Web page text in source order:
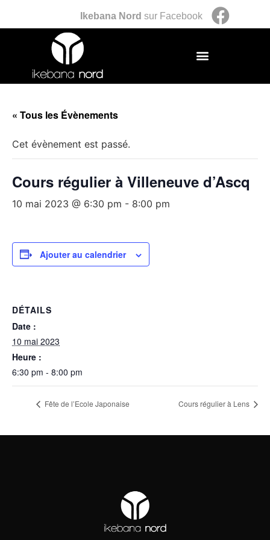
Ikebana Nord sur Facebook
« Tous les Évènements
Cet évènement est passé.
Cours régulier à Villeneuve d’Ascq
10 mai 2023 @ 6:30 pm - 8:00 pm
Ajouter au calendrier
DÉTAILS
Date :
10 mai 2023
Heure :
6:30 pm - 8:00 pm
Fête de l’Ecole Japonaise Cours régulier à Lens